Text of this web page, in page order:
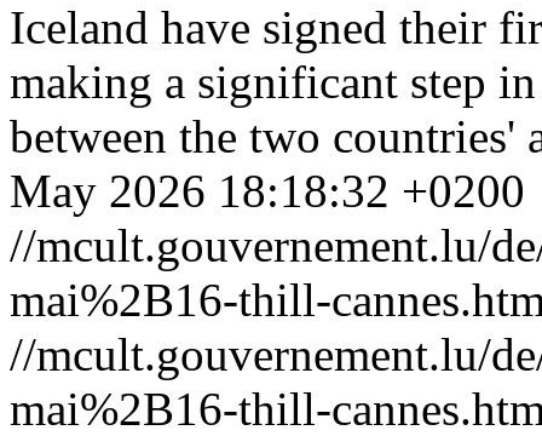
Iceland have signed their
making a significant step
between the two countries'
May 2026 18:18:32 +0200
//mcult.gouvernement.lu/
mai%2B16-thill-
//mcult.gouvernement.lu/
mai%2B16-thill-